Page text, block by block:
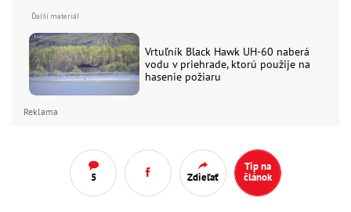
Vrtuľník Black Hawk UH-60 naberá
vodu v priehrade, ktorú použije na
hasenie požiaru
Reklama
5 Zdieľať
Tip na
článok